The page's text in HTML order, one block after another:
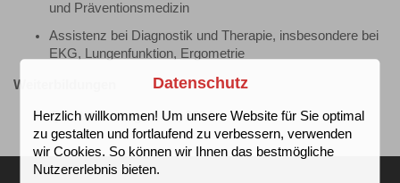
und Präventionsmedizin
Assistenz bei Diagnostik und Therapie, insbesondere bei
EKG, Lungenfunktion, Ergometrie
Weiterbildungen
Qualitätsmanagement, 2024
Datenschutz
Herzlich willkommen! Um unsere Website für Sie optimal
zu gestalten und fortlaufend zu verbessern, verwenden
wir Cookies. So können wir Ihnen das bestmögliche
Nutzererlebnis bieten.